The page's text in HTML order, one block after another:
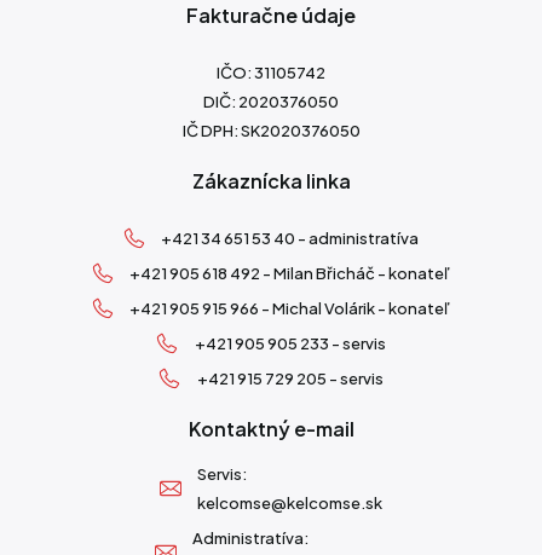
Fakturačne údaje
IČO: 31105742
DIČ: 2020376050
IČ DPH: SK2020376050
Zákaznícka linka
+421 34 651 53 40 - administratíva
+421 905 618 492 - Milan Břicháč - konateľ
+421 905 915 966 - Michal Volárik - konateľ
+421 905 905 233 - servis
+421 915 729 205 - servis
Kontaktný e-mail
Servis:
kelcomse@kelcomse.sk
Administratíva: